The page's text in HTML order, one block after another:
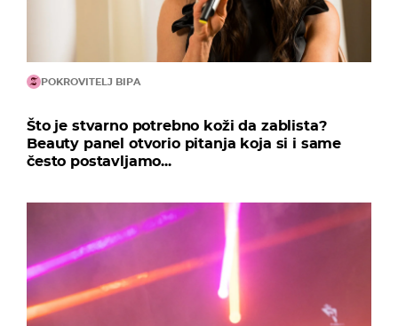
POKROVITELJ BIPA
Što je stvarno potrebno koži da zablista?
Beauty panel otvorio pitanja koja si i same
često postavljamo...